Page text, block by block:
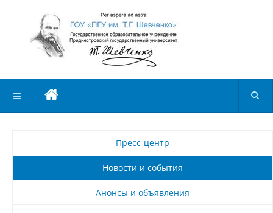
Пресс-центр
Новости и события
Анонсы и объявления